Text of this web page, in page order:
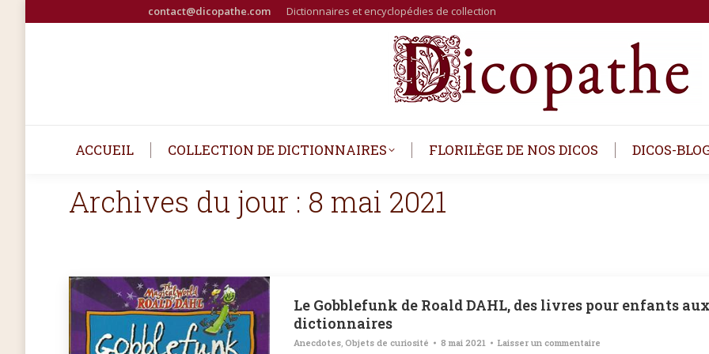
contact@dicopathe.com Dictionnaires et encyclopédies de collection
ACCUEIL COLLECTION DE DICTIONNAIRES FLORILÈGE DE NOS DICOS DICOS-
Archives du jour : 8 mai 2021
Le Gobblefunk de Roald DAHL, des livres pour enfants aux
dictionnaires
Anecdotes,Objets de curiosité 8 mai 2021 Laisser un commentaire